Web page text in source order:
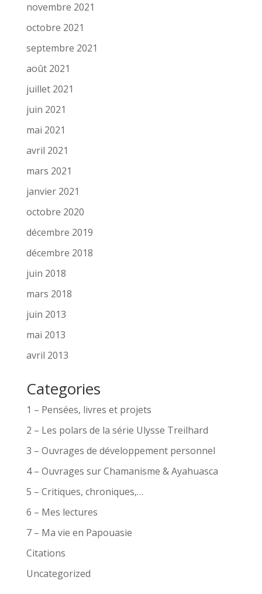
novembre 2021
octobre 2021
septembre 2021
août 2021
juillet 2021
juin 2021
mai 2021
avril 2021
mars 2021
janvier 2021
octobre 2020
décembre 2019
décembre 2018
juin 2018
mars 2018
juin 2013
mai 2013
avril 2013
Categories
1 – Pensées, livres et projets
2 – Les polars de la série Ulysse Treilhard
3 – Ouvrages de développement personnel
4 – Ouvrages sur Chamanisme & Ayahuasca
5 – Critiques, chroniques,…
6 – Mes lectures
7 – Ma vie en Papouasie
Citations
Uncategorized